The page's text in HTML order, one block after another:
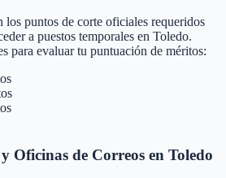
los puntos de corte oficiales requeridos
a puestos temporales en Toledo.
para evaluar tu puntuación de méritos:
Oficinas de Correos en Toledo